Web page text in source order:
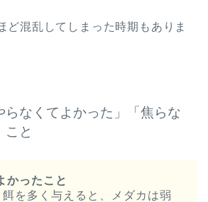
ど混乱してしまった時期もありま
らなくてよかった」「焦らな
こと
かったこと
餌を多く与えると、メダカは弱